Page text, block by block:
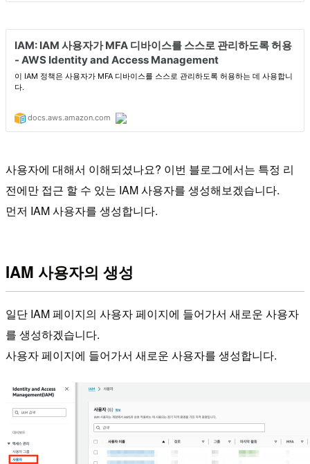
사용자에 대해서 이해되셨나요? 이번 블로그에서는 특정 리
전에만 접근 할 수 있는 IAM 사용자를 생성해보겠습니다.
먼저 IAM 사용자를 생성합니다.
IAM 사용자의 생성
일단 IAM 페이지의 사용자 페이지에 들어가서 새로운 사용자
를 생성하겠습니다.
사용자 페이지에 들어가서 새로운 사용자를 생성합니다.